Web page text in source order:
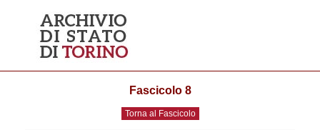
Fascicolo 8
Torna al Fascicolo